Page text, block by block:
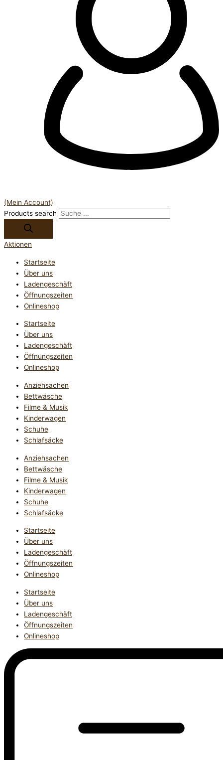
(Mein Account)
Products search
Aktionen
Startseite
Über uns
Ladengeschäft
Öffnungszeiten
Onlineshop
Startseite
Über uns
Ladengeschäft
Öffnungszeiten
Onlineshop
Anziehsachen
Bettwäsche
Filme & Musik
Kinderwagen
Schuhe
Schlafsäcke
Anziehsachen
Bettwäsche
Filme & Musik
Kinderwagen
Schuhe
Schlafsäcke
Startseite
Über uns
Ladengeschäft
Öffnungszeiten
Onlineshop
Startseite
Über uns
Ladengeschäft
Öffnungszeiten
Onlineshop